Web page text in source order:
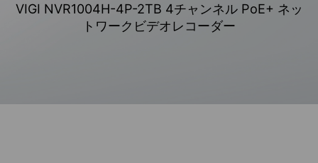
VIGI NVR1004H-4P-2TB 4チャンネル PoE+ ネッ
トワークビデオレコーダー